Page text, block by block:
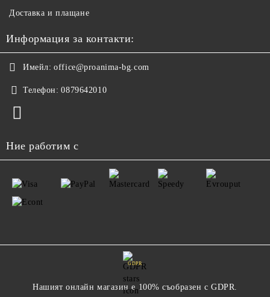
Доставка и плащане
Информация за контакти:
Имейл: office@proanima-bg.com
Телефон: 0879642010
Ние работим с
GDPR
Нашият онлайн магазин е 100% съобразен с GDPR.